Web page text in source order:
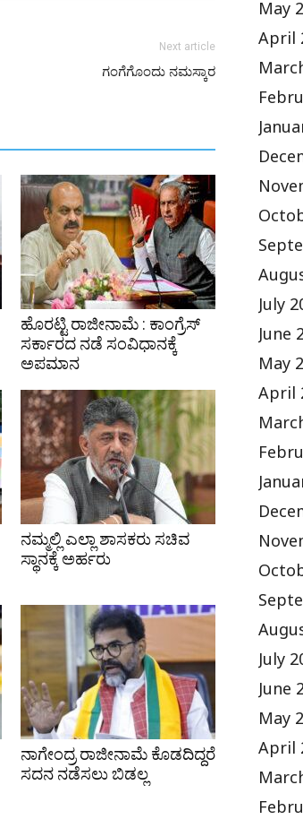
Next article
ಗಂಗೆಗೊಂದು ನಮಸ್ಕಾರ
ಹೊರಟ್ಟಿ ರಾಜೀನಾಮೆ : ಕಾಂಗ್ರೆಸ್
ಸರ್ಕಾರದ ನಡೆ ಸಂವಿಧಾನಕ್ಕೆ
ಅಪಮಾನ
ನಮ್ಮಲ್ಲಿ ಎಲ್ಲಾ ಶಾಸಕರು ಸಚಿವ
ಸ್ಥಾನಕ್ಕೆ ಅರ್ಹರು
ನಾಗೇಂದ್ರ ರಾಜೀನಾಮೆ ಕೊಡದಿದ್ದರೆ
ಸದನ ನಡೆಸಲು ಬಿಡಲ್ಲ
May
April
July
June
May
April
July
June
May
April